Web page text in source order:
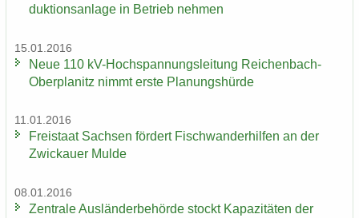
duk­ti­ons­an­la­ge in Be­trieb neh­men
15.01.2016
Neue 110 kV-​Hochspannungsleitung Reichenbach-​
Oberplanitz nimmt erste Pla­nungs­hür­de
11.01.2016
Frei­staat Sach­sen för­dert Fisch­wan­der­hil­fen an der
Zwi­ckau­er Mulde
08.01.2016
Zen­tra­le Aus­län­der­be­hör­de stockt Ka­pa­zi­tä­ten der